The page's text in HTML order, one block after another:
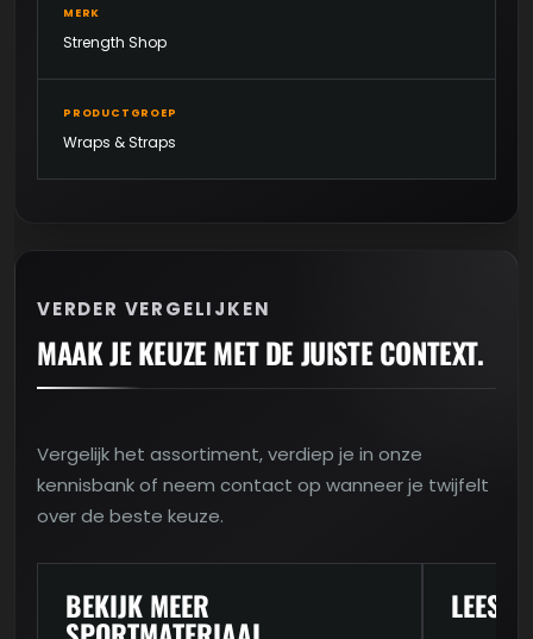
MERK
Strength Shop
PRODUCTGROEP
Wraps & Straps
VERDER VERGELIJKEN
MAAK JE KEUZE MET DE JUISTE CONTEXT.
Vergelijk het assortiment, verdiep je in onze
kennisbank of neem contact op wanneer je twijfelt
over de beste keuze.
BEKIJK MEER LEES